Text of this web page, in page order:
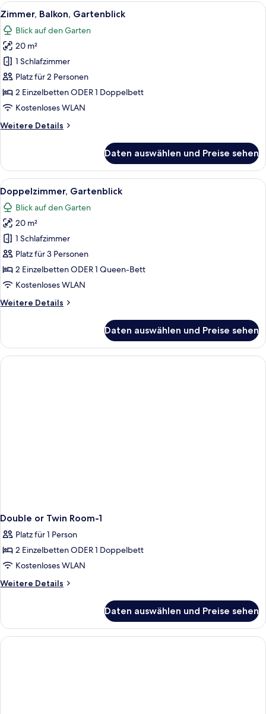
Alle
Fotos
für
Zimmer,
Balkon,
Gartenblick
anzeigen
Ein modernes Hotelzimmer mit Bett,
7
Zimmer, Balkon, Gartenblick
Blick auf den Garten
20 m²
1 Schlafzimmer
Platz für 2 Personen
2 Einzelbetten ODER 1 Doppelbett
Kostenloses WLAN
Weitere Details
Weitere
Balkon,
Gartenblick
Daten auswählen und Preise sehen
Alle
Fotos
für
Doppelzimmer,
Gartenblick
anzeigen
Ein modernes Hotelzimmer mit
5
Doppelzimmer, Gartenblick
Blick auf den Garten
20 m²
1 Schlafzimmer
Platz für 3 Personen
2 Einzelbetten ODER 1 Queen-Bett
Kostenloses WLAN
Weitere Details
Weitere
Gartenblick
Daten auswählen und Preise sehen
Double or Twin Room-1
Platz für 1 Person
2 Einzelbetten ODER 1 Doppelbett
Kostenloses WLAN
Weitere Details
Weitere
or
Twin
Room-
Daten auswählen und Preise sehen